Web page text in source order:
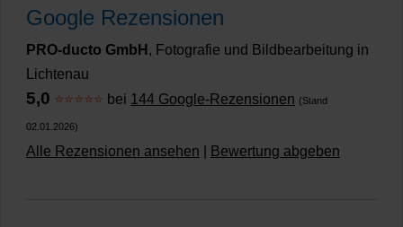
Google Rezensionen
PRO-ducto GmbH , Fotografie und Bildbearbeitung in
Lichtenau
5,0 ⭐⭐⭐⭐⭐ bei 144 Google-Rezensionen (Stand
02.01.2026)
Alle Rezensionen ansehen Bewertung abgeben